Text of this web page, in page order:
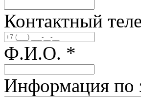
Контактный
Ф.И.О. *
Информация по